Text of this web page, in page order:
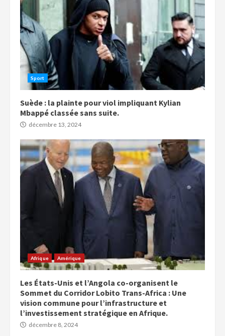
Sport
Suède : la plainte pour viol impliquant Kylian
Mbappé classée sans suite.
décembre 13, 2024
Afrique Amérique
Les États-Unis et l’Angola co-organisent le
Sommet du Corridor Lobito Trans-Africa : Une
vision commune pour l’infrastructure et
l’investissement stratégique en Afrique.
décembre 8, 2024